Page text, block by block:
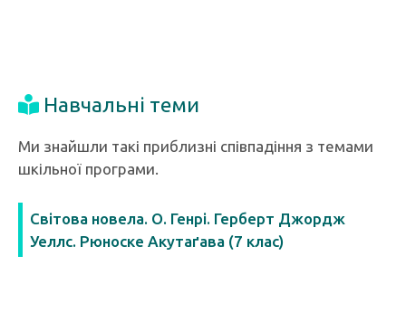
Навчальні теми
Ми знайшли такі приблизні співпадіння з темами
шкільної програми.
Світова новела. О. Генрі. Герберт Джордж
Уеллс. Рюноске Акутаґава (7 клас)